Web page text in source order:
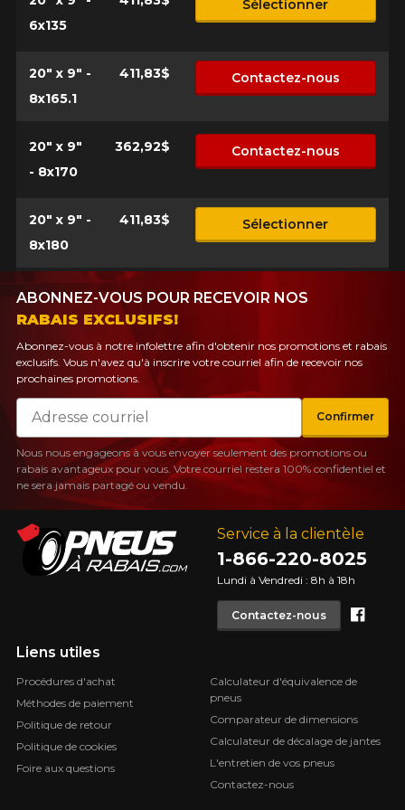
CODE PROMO RABAIS10
POUR UN TEMPS LIMITÉ SUR
MINIMUM DE 500$ AVANT TAXES.
CODE PROMO RABAIS10
PRODUITS SÉLECTIONNÉS.
MINIMUM DE 500$ AVANT TAXES.
PLUS D'INFO
PLUS D'INFO
6x135
Sélectionner
20" x 9" -
8x165.1
411,83$ Contactez-nous
20" x 9"
- 8x170
362,92$ Contactez-nous
20" x 9" -
8x180
411,83$ Sélectionner
Service à la clientèle
1-866-220-8025
Lundi à Vendredi : 8h à 18h
Contactez-nous
Liens utiles
Procédures d'achat
Méthodes de paiement
Politique de retour
Politique de cookies
Foire aux questions
Calculateur d'équivalence de
pneus
Comparateur de dimensions
Calculateur de décalage de jantes
L'entretien de vos pneus
Contactez-nous
ABONNEZ-VOUS POUR RECEVOIR NOS
RABAIS EXCLUSIFS!
Abonnez-vous à notre infolettre afin d'obtenir nos promotions et rabais
exclusifs. Vous n'avez qu'à inscrire votre courriel afin de recevoir nos
prochaines promotions.
Courriel
Confirmer
Nous nous engageons à vous envoyer seulement des promotions ou
rabais avantageux pour vous. Votre courriel restera 100% confidentiel et
ne sera jamais partagé ou vendu.